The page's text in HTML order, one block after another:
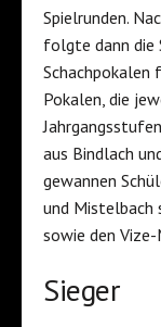
Spielrunden.
folgte dann die
Schachpokalen
Pokalen, die
aus Bindlach
gewannen
und Mistelbach
sowie den
Sieger